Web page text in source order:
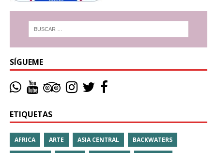
SÍGUEME
ETIQUETAS
AFRICA ARTE ASIA CENTRAL BACKWATERS